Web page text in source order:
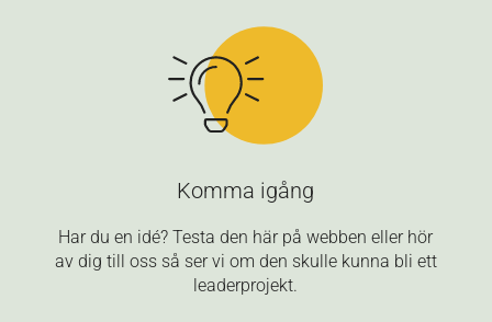
Komma igång
Har du en idé? Testa den här på webben eller hör
av dig till oss så ser vi om den skulle kunna bli ett
leaderprojekt.